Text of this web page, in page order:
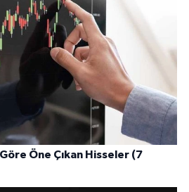
Öne Çıkan Hisseler (7